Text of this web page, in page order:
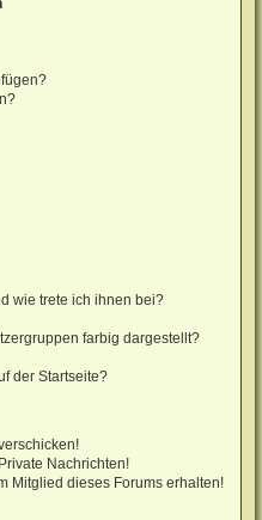
wie trete ich ihnen bei?
farbig dargestellt?
der Startseite?
Nachrichten!
Mitglied dieses Forums erhalten!